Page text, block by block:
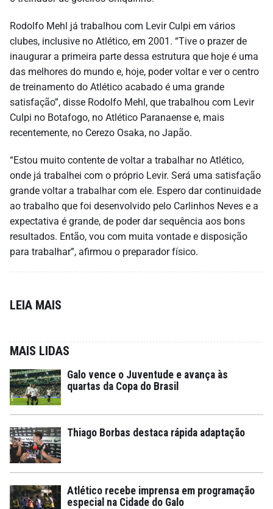
Rodolfo Mehl já trabalhou com Levir Culpi em vários
clubes, inclusive no Atlético, em 2001. “Tive o prazer de
inaugurar a primeira parte dessa estrutura que hoje é uma
das melhores do mundo e, hoje, poder voltar e ver o centro
de treinamento do Atlético acabado é uma grande
satisfação”, disse Rodolfo Mehl, que trabalhou com Levir
Culpi no Botafogo, no Atlético Paranaense e, mais
recentemente, no Cerezo Osaka, no Japão.
“Estou muito contente de voltar a trabalhar no Atlético,
onde já trabalhei com o próprio Levir. Será uma satisfação
grande voltar a trabalhar com ele. Espero dar continuidade
ao trabalho que foi desenvolvido pelo Carlinhos Neves e a
expectativa é grande, de poder dar sequência aos bons
resultados. Então, vou com muita vontade e disposição
para trabalhar”, afirmou o preparador físico.
LEIA MAIS
MAIS LIDAS
Galo vence o Juventude e avança às
quartas da Copa do Brasil
Thiago Borbas destaca rápida adaptação
Atlético recebe imprensa em programação
especial na Cidade do Galo